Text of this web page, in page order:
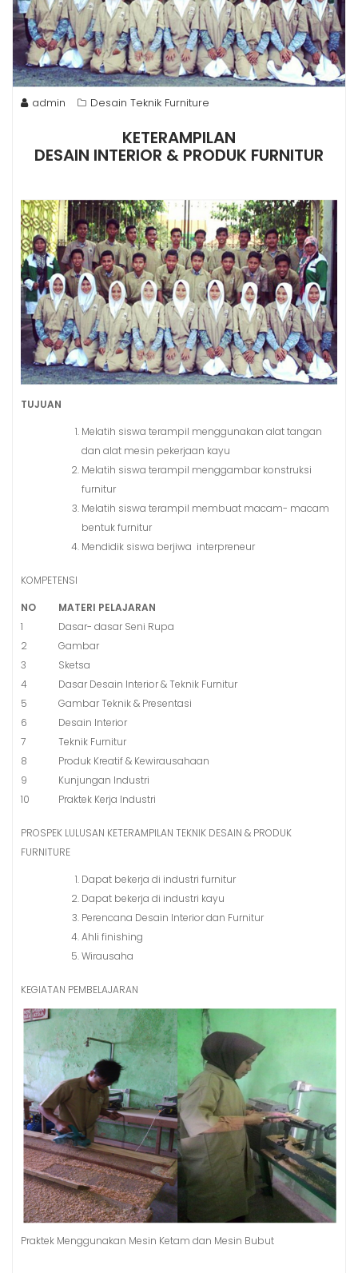
admin Desain Teknik Furniture
KETERAMPILAN
DESAIN INTERIOR & PRODUK FURNITUR
TUJUAN
Melatih siswa terampil menggunakan alat tangan
dan alat mesin pekerjaan kayu
Melatih siswa terampil menggambar konstruksi
furnitur
Melatih siswa terampil membuat macam- macam
bentuk furnitur
Mendidik siswa berjiwa interpreneur
KOMPETENSI
NO
MATERI PELAJARAN
1
Dasar- dasar Seni Rupa
2
Gambar
3
Sketsa
4
Dasar Desain Interior & Teknik Furnitur
5
Gambar Teknik & Presentasi
6
Desain Interior
7
Teknik Furnitur
8
Produk Kreatif & Kewirausahaan
9
Kunjungan Industri
10
Praktek Kerja Industri
PROSPEK LULUSAN KETERAMPILAN TEKNIK DESAIN & PRODUK
FURNITURE
Dapat bekerja di industri furnitur
Dapat bekerja di industri kayu
Perencana Desain Interior dan Furnitur
Ahli finishing
Wirausaha
KEGIATAN PEMBELAJARAN
Praktek Menggunakan Mesin Ketam dan Mesin Bubut